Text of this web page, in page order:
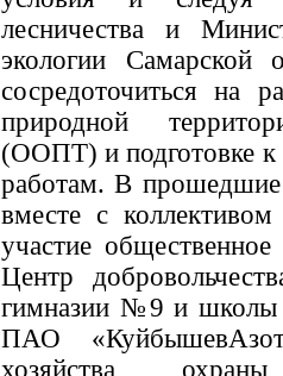
лесничества и
экологии Самарской
сосредоточиться на
природной
(ООПТ) и подготовке к
работам. В прошедшие
вместе с
участие
Центр
гимназии №9 и школы
ПАО
хозяйства,